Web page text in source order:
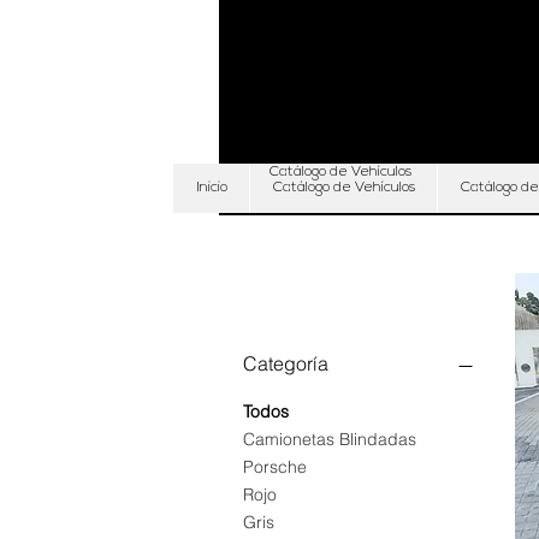
Inicio Catálogo de Vehículos Catálogo
Catálogo de Vehículos
Categoría
Todos
Camionetas Blindadas
Porsche
Rojo
Gris